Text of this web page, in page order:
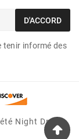
D'ACCORD
tenir informé des
Night Drop